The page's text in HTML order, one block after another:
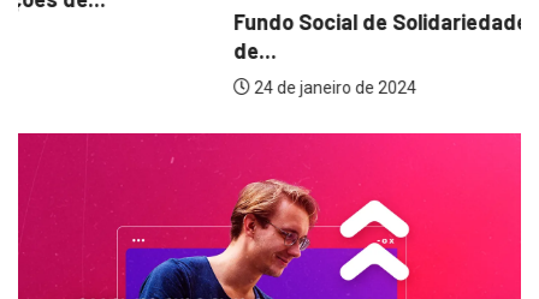
Fundo Social de Solidariedade reforça pedidos